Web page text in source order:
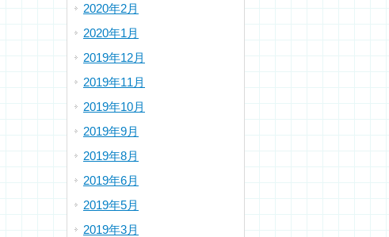
2020年2月
2020年1月
2019年12月
2019年11月
2019年10月
2019年9月
2019年8月
2019年6月
2019年5月
2019年3月